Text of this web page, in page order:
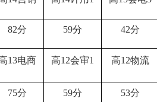
82分 59分 42分
13电商 高12会审1 高12物流
75分 59分 53分